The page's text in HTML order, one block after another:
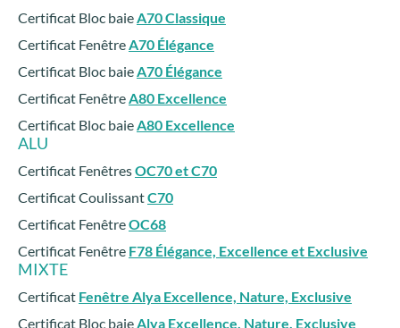
Certificat Bloc baieA70 Classique
Certificat FenêtreA70 Élégance
Certificat Bloc baieA70 Élégance
Certificat FenêtreA80 Excellence
Certificat Bloc baieA80 Excellence
ALU
Certificat FenêtresOC70 et C70
Certificat CoulissantC70
Certificat FenêtreOC68
Certificat Fenêtre F78 Élégance, Excellence et Exclusive
MIXTE
Certificat Fenêtre Alya Excellence, Nature, Exclusive
Certificat Bloc baieAlya Excellence, Nature, Exclusive